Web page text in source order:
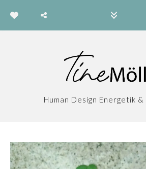
Human Design Energetik &